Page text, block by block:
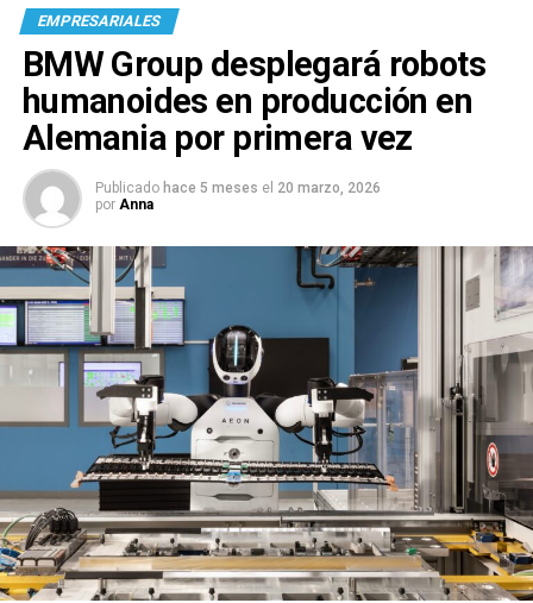
EMPRESARIALES
BMW Group desplegará robots
humanoides en producción en
Alemania por primera vez
Publicado hace 5 meses el 20 marzo, 2026
por Anna